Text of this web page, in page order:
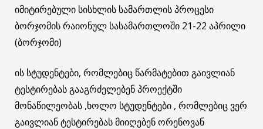
იმიტირებული სისხლის სამართლის პროცესი
ბორჯომის რაიონულ სასამართლოში 21-22 აპრილი
(ბორჯომი)
ის სტუდენტები, რომლებიც წარმატებით გაივლიან
ტესტირებას გააგრძელებენ პროექტში
მონაწილეობას ,ხოლო სტუდენტები , რომლებიც ვერ
გაივლიან ტესტირებას მიიღებენ ორენოვან